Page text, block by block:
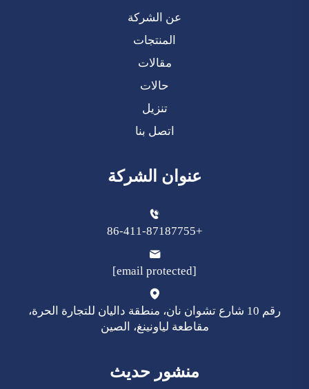
عن الشركة
المنتجات
مقالات
حالات
تنزيل
اتصل بنا
عنوان الشركة
+86-411-87187755
[email protected]
رقم 10 شارع تشوان نان، منطقة داليان للتجارة الحرة،
مقاطعة لياونينغ، الصين
منشور حديث